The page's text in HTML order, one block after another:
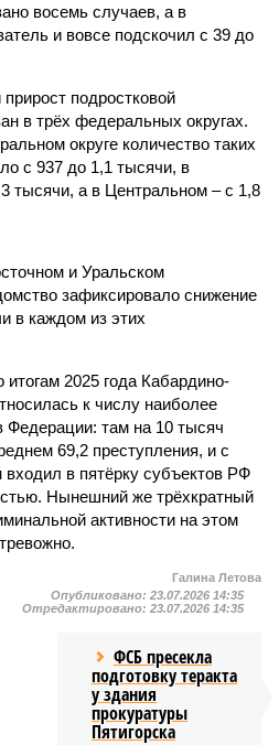
восемь случаев, а в
и вовсе подскочил с 39 до
подростковой
в трёх федеральных округах.
округе количество таких
с 937 до 1,1 тысячи, в
тысячи, а в Центральном – с 1,8
и Уральском
зафиксировало снижение
в каждом из этих
2025 года Кабардино-
к числу наиболее
Федерации: там на 10 тысяч
69,2 преступления, и с
входил в пятёрку субъектов РФ
Нынешний же трёхкратный
активности на этом
Галина Летова
Опубликовано: 23.07.2026 14:35
Отредактировано: 23.07.2026 14:35
ФСБ пресекла
подготовку теракта
у здания
прокуратуры
Пятигорска